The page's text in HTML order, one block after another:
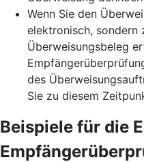
Wenn Sie den
elektronisch, sondern
Überweisungsbeleg
des
Sie zu diesem
Beispiele für die